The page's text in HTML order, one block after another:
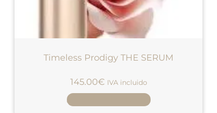
Timeless Prodigy THE SERUM
145.00€ IVA incluido
Afegeix a la cistella